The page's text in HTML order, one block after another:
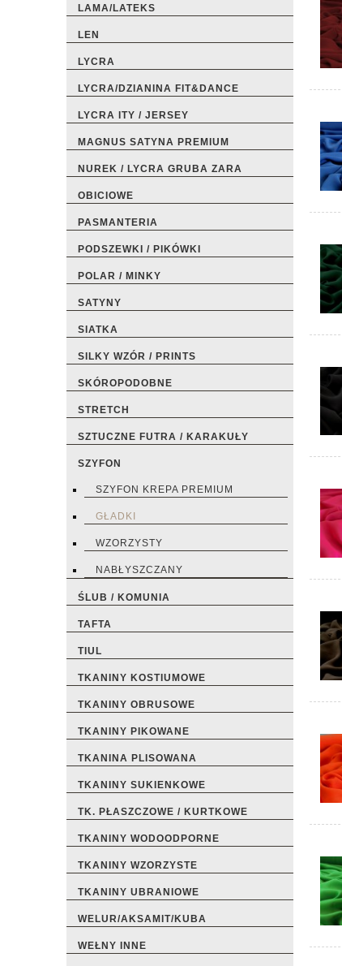
LAMA/LATEKS
LEN
LYCRA
LYCRA/DZIANINA FIT&DANCE
LYCRA ITY / JERSEY
MAGNUS SATYNA PREMIUM
NUREK / LYCRA GRUBA ZARA
OBICIOWE
PASMANTERIA
PODSZEWKI / PIKÓWKI
POLAR / MINKY
SATYNY
SIATKA
SILKY WZÓR / PRINTS
SKÓROPODOBNE
STRETCH
SZTUCZNE FUTRA / KARAKUŁY
SZYFON
SZYFON KREPA PREMIUM
GŁADKI
WZORZYSTY
NABŁYSZCZANY
ŚLUB / KOMUNIA
TAFTA
TIUL
TKANINY KOSTIUMOWE
TKANINY OBRUSOWE
TKANINY PIKOWANE
TKANINA PLISOWANA
TKANINY SUKIENKOWE
TK. PŁASZCZOWE / KURTKOWE
TKANINY WODOODPORNE
TKANINY WZORZYSTE
TKANINY UBRANIOWE
WELUR/AKSAMIT/KUBA
WEŁNY INNE